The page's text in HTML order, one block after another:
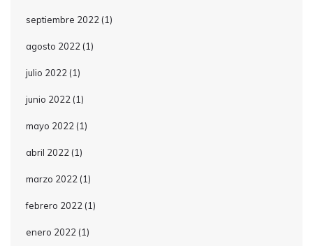
septiembre 2022 (1)
agosto 2022 (1)
julio 2022 (1)
junio 2022 (1)
mayo 2022 (1)
abril 2022 (1)
marzo 2022 (1)
febrero 2022 (1)
enero 2022 (1)